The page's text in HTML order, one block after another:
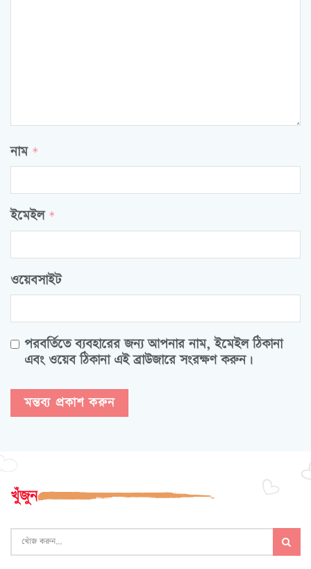
নাম *
ইমেইল *
ওয়েবসাইট
পরবর্তিতে ব্যবহারের জন্য আপনার নাম, ইমেইল ঠিকানা
এবং ওয়েব ঠিকানা এই ব্রাউজারে সংরক্ষণ করুন।
খুঁজুন